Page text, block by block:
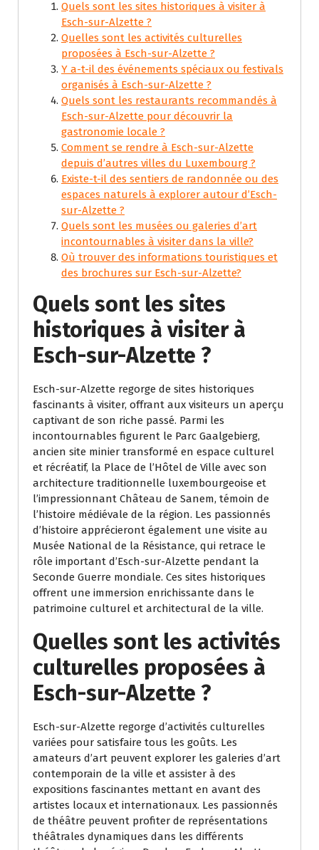
Quels sont les sites historiques à visiter à
Esch-sur-Alzette ?
Quelles sont les activités culturelles
proposées à Esch-sur-Alzette ?
Y a-t-il des événements spéciaux ou festivals
organisés à Esch-sur-Alzette ?
Quels sont les restaurants recommandés à
Esch-sur-Alzette pour découvrir la
gastronomie locale ?
Comment se rendre à Esch-sur-Alzette
depuis d’autres villes du Luxembourg ?
Existe-t-il des sentiers de randonnée ou des
espaces naturels à explorer autour d’Esch-
sur-Alzette ?
Quels sont les musées ou galeries d’art
incontournables à visiter dans la ville?
Où trouver des informations touristiques et
des brochures sur Esch-sur-Alzette?
Quels sont les sites
historiques à visiter à
Esch-sur-Alzette ?
Esch-sur-Alzette regorge de sites historiques
fascinants à visiter, offrant aux visiteurs un aperçu
captivant de son riche passé. Parmi les
incontournables figurent le Parc Gaalgebierg,
ancien site minier transformé en espace culturel
et récréatif, la Place de l’Hôtel de Ville avec son
architecture traditionnelle luxembourgeoise et
l’impressionnant Château de Sanem, témoin de
l’histoire médiévale de la région. Les passionnés
d’histoire apprécieront également une visite au
Musée National de la Résistance, qui retrace le
rôle important d’Esch-sur-Alzette pendant la
Seconde Guerre mondiale. Ces sites historiques
offrent une immersion enrichissante dans le
patrimoine culturel et architectural de la ville.
Quelles sont les activités
culturelles proposées à
Esch-sur-Alzette ?
Esch-sur-Alzette regorge d’activités culturelles
variées pour satisfaire tous les goûts. Les
amateurs d’art peuvent explorer les galeries d’art
contemporain de la ville et assister à des
expositions fascinantes mettant en avant des
artistes locaux et internationaux. Les passionnés
de théâtre peuvent profiter de représentations
théâtrales dynamiques dans les différents